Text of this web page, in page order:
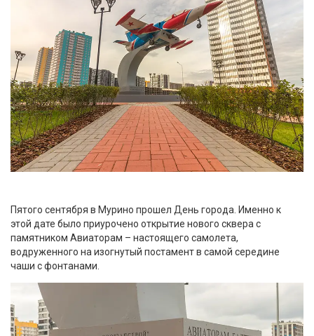
Пятого сентября в Мурино прошел День города. Именно к
этой дате было приурочено открытие нового сквера с
памятником Авиаторам – настоящего самолета,
водруженного на изогнутый постамент в самой середине
чаши с фонтанами.